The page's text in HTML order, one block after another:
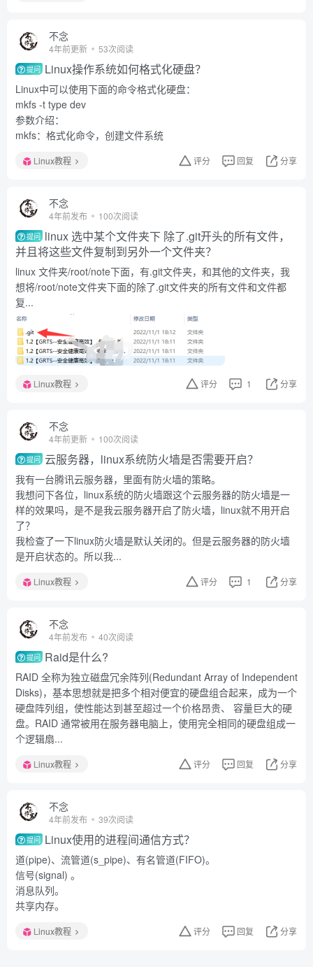
不念
4年前更新 53次阅读
提问 Linux操作系统如何格式化硬盘？
Linux中可以使用下面的命令格式化硬盘：
mkfs -t type dev
参数介绍：
mkfs：格式化命令，创建文件系统
Linux教程 评分 回复 分享
不念
4年前发布 100次阅读
提问 linux 选中某个文件夹下 除了.git开头的所有文件，
并且将这些文件复制到另外一个文件夹？
linux 文件夹/root/note下面，有.git文件夹，和其他的文件夹，我
想将/root/note文件夹下面的除了.git文件夹的所有文件和文件都
复...
Linux教程 评分 1 分享
不念
4年前更新 100次阅读
提问 云服务器，linux系统防火墙是否需要开启？
我有一台腾讯云服务器，里面有防火墙的策略。
我想问下各位，linux系统的防火墙跟这个云服务器的防火墙是一
样的效果吗，是不是我云服务器开启了防火墙，linux就不用开启
了？
我检查了一下linux防火墙是默认关闭的。但是云服务器的防火墙
是开启状态的。所以我...
Linux教程 评分 1 分享
不念
4年前发布 40次阅读
提问 Raid是什么?
RAID 全称为独立磁盘冗余阵列(Redundant Array of Independent
Disks)，基本思想就是把多个相对便宜的硬盘组合起来，成为一个
硬盘阵列组，使性能达到甚至超过一个价格昂贵、 容量巨大的硬
盘。RAID 通常被用在服务器电脑上，使用完全相同的硬盘组成一
个逻辑扇...
Linux教程 评分 回复 分享
不念
4年前发布 39次阅读
提问 Linux使用的进程间通信方式？
道(pipe)、流管道(s_pipe)、有名管道(FIFO)。
信号(signal) 。
消息队列。
共享内存。
Linux教程 评分 回复 分享